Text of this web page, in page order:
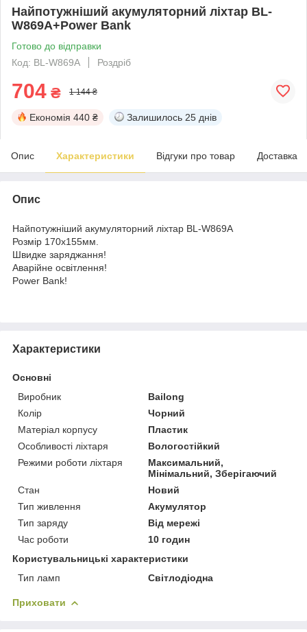
Найпотужніший акумуляторний ліхтар BL-
W869A+Power Bank
Готово до відправки
Код: BL-W869A
Роздріб
704 ₴ 1 144 ₴
Економія 440 ₴ Залишилось 25 днів
Опис Характеристики Відгуки про товар Доставка
Опис
Найпотужніший акумуляторний ліхтар BL-W869A
Розмір 170х155мм.
Швидке заряджання!
Аварійне освітлення!
Power Bank!
Характеристики
Основні
Виробник
Bailong
Колір
Чорний
Матеріал корпусу
Пластик
Особливості ліхтаря
Вологостійкий
Режими роботи ліхтаря
Максимальний,
Мінімальний, Зберігаючий
Стан
Новий
Тип живлення
Акумулятор
Тип заряду
Від мережі
Час роботи
10 годин
Користувальницькі характеристики
Тип ламп
Світлодіодна
Приховати